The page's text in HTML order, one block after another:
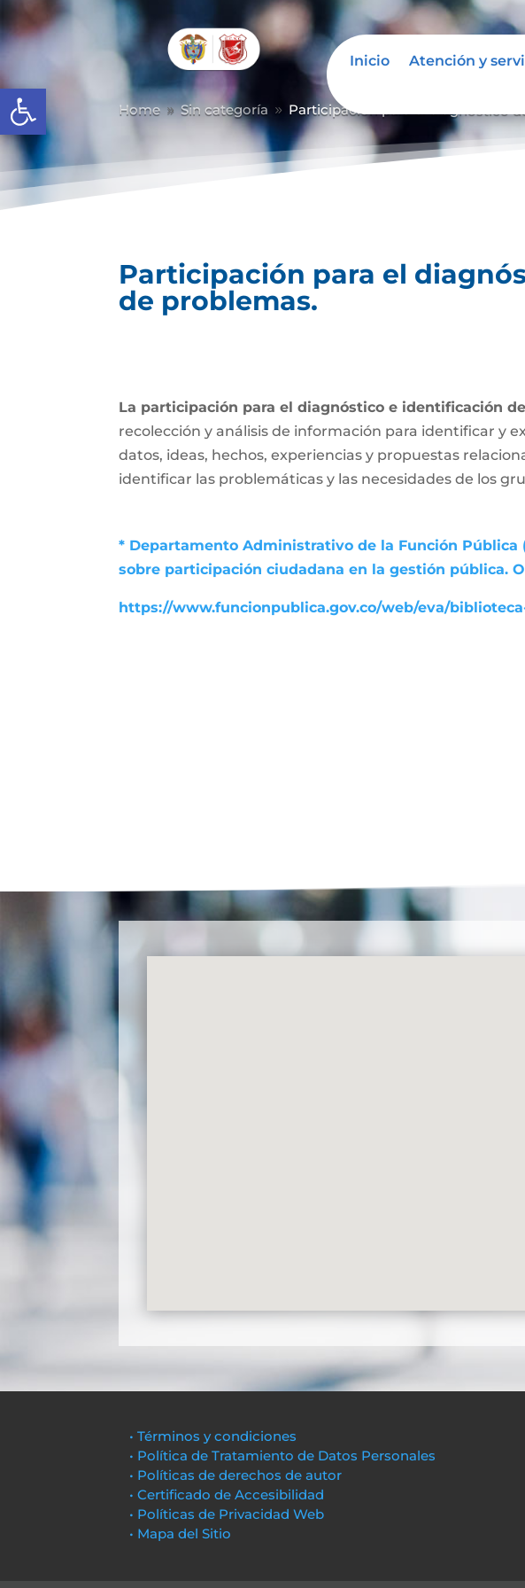
Abrir barra de herramientas
Inicio Atención y
Home 9 Sin categoría 9 Participación para el diagnóstico
Participación para el
de problemas.
La participación para el diagnóstico e identificación
recolección y análisis de información para identificar y
datos, ideas, hechos, experiencias y propuestas
identificar las problemáticas y las necesidades de los
* Departamento Administrativo de la Función
sobre participación ciudadana en la gestión pública.
https://www.funcionpublica.gov.co/web/eva/
• Términos y condiciones
• Política de Tratamiento de Datos Personales
• Políticas de derechos de autor
• Certificado de Accesibilidad
• Políticas de Privacidad Web
• Mapa del Sitio